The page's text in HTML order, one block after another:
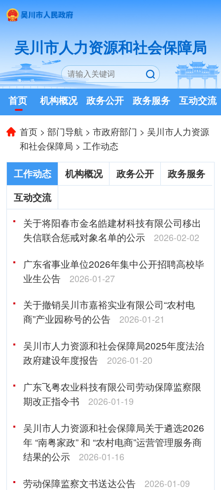
吴川市人力资源和社会保障局
首页 机构概况 政务公开 政务服务 互动交流
首页 >部门导航 >市政府部门 > 吴川市人力资源
和社会保障局 > 工作动态
工作动态 机构概况 政务公开
政务服务
互动交流
关于将阳春市金名皓建材科技有限公司移出
失信联合惩戒对象名单的公示
2026-02-02
广东省事业单位2026年集中公开招聘高校毕
业生公告
2026-01-27
关于撤销吴川市嘉裕实业有限公司“农村电
商”产业园称号的公告
2026-01-21
吴川市人力资源和社会保障局2025年度法治
政府建设年度报告
2026-01-20
广东飞粤农业科技有限公司劳动保障监察限
期改正指令书
2026-01-19
吴川市人力资源和社会保障局关于遴选2026
年 “南粤家政” 和 “农村电商”运营管理服务商
结果的公示
2026-01-16
劳动保障监察文书送达公告 2026-01-09